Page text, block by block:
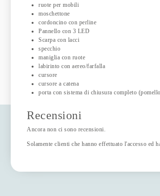
ruote per mobili
moschettone
cordoncino con perline
Pannello con 3 LED
Scarpa con lacci
specchio
maniglia con ruote
labirinto con aereo/farfalla
cursore
cursore a catena
porta con sistema di chiusura completo
Recensioni
Ancora non ci sono recensioni.
Solamente clienti che hanno effettuato l'accesso ed